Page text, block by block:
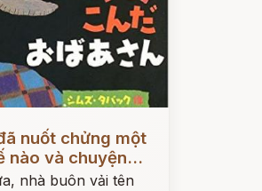
nuốt chửng một
nào và chuyện...
nhà buôn vải tên